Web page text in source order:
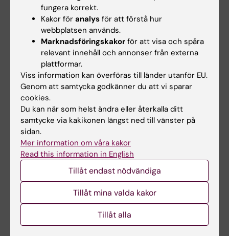
läkarexamen vid Uppsala universitet 2000 och
civilekonomexamen vid Handelshögskolan i
Stockholm 2001.
Linus Jönsson disputerade vid Karolinska
Institutet 2003, blev leg läkare 2004 och docent
2019. Han har tidigare arbetat med
hälsoekonomisk uppdragsforskning samt inom
läkemedelsindustrin.
Linus Jönsson har anställts som professor i
hälsoekonomi vid Karolinska Institutet från 24
januari 2023.
Se en film
fungera korrekt.
Kakor för analys för att förstå hur
webbplatsen används.
Marknadsföringskakor för att visa och spåra
relevant innehåll och annonser från externa
plattformar.
Viss information kan överföras till länder utanför EU.
Genom att samtycka godkänner du att vi sparar
cookies.
Du kan när som helst ändra eller återkalla ditt
samtycke via kakikonen längst ned till vänster på
sidan.
Mer information om våra kakor
Read this information in English
Tillåt endast nödvändiga
Tillåt mina valda kakor
Tillåt alla